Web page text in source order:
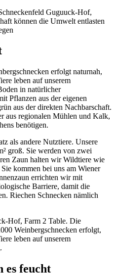
erfolgt naturnah,
leben auf unserem
in natürlicher
Pflanzen aus der eigenen
aus der direkten Nachbarschaft.
aus regionalen Mühlen und Kalk,
benötigen.
als andere Nutztiere. Unsere
groß. Sie werden von zwei
Zaun halten wir Wildtiere wie
kommen bei uns am Wiener
errichten wir mit
Barriere, damit die
Riechen Schnecken nämlich
es feucht